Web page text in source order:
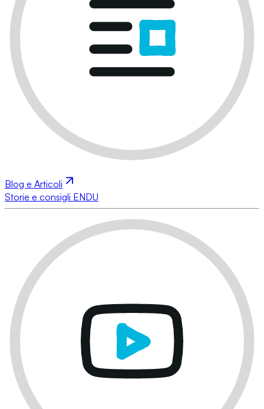
Blog e Articoli
Storie e consigli ENDU